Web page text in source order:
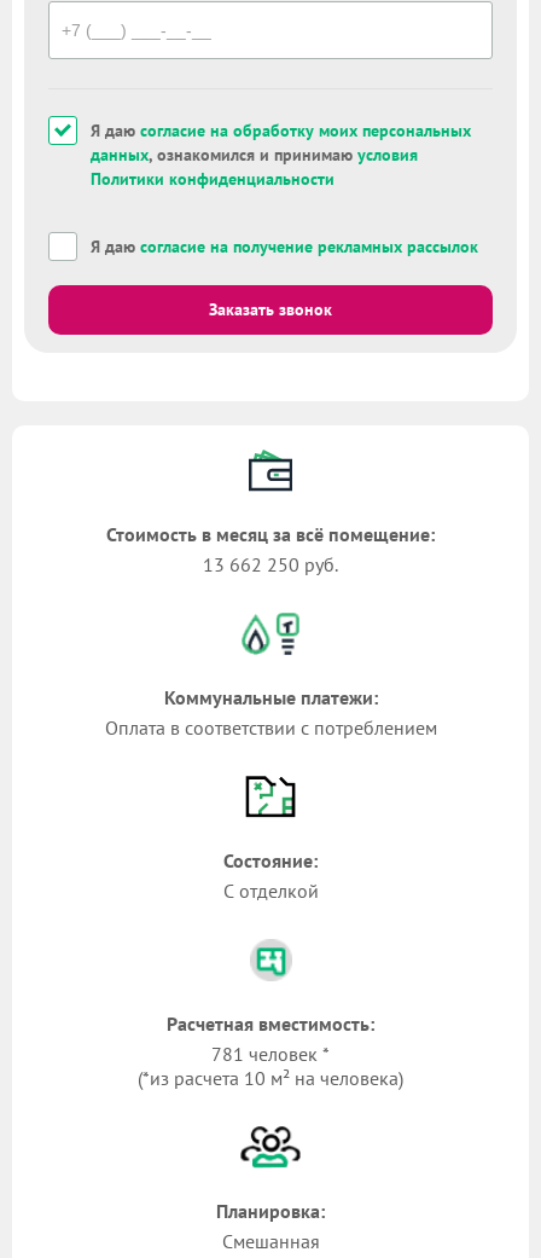
Я даю согласие на обработку моих персональных
данных, ознакомился и принимаю условия
Политики конфиденциальности
Я даю согласие на получение рекламных рассылок
Заказать звонок
Стоимость в месяц за всё помещение:
13 662 250 руб.
Коммунальные платежи:
Оплата в соответствии с потреблением
Состояние:
С отделкой
Расчетная вместимость:
781 человек *
(*из расчета 10 м² на человека)
Планировка:
Смешанная